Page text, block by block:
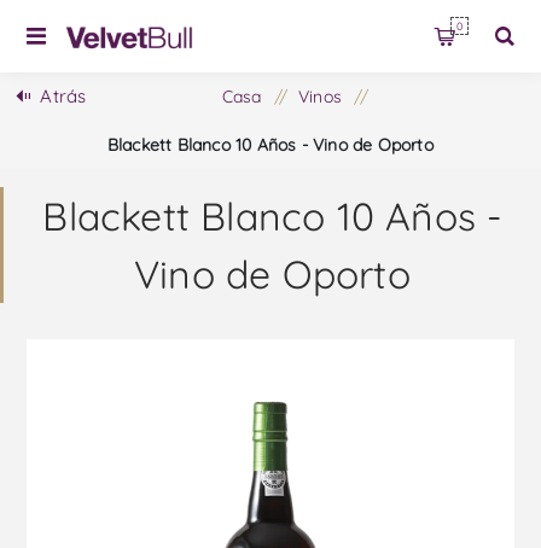
0
Atrás Casa / Vinos /
Blackett Blanco 10 Años - Vino de Oporto
Blackett Blanco 10 Años -
Vino de Oporto